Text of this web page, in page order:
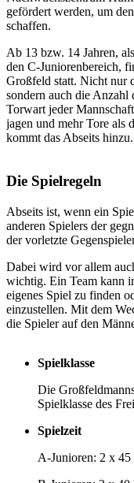
gefördert werden, um
schaffen.
Ab 13 bzw. 14 Jahren,
den C-Juniorenbereich,
Großfeld statt. Nicht nur
sondern auch die Anzahl
Torwart jeder
jagen und mehr Tore als
kommt das Abseits hinzu.
Die Spielregeln
Abseits ist, wenn ein
anderen Spielers der
der vorletzte
Dabei wird vor allem
wichtig. Ein Team kann
eigenes Spiel zu finden
einzustellen. Mit dem
die Spieler auf den
Spielklasse
Die
Spielklasse des
Spielzeit
A-Junioren: 2 x 45